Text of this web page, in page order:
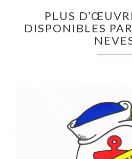
PLUS
DISPONIBLES